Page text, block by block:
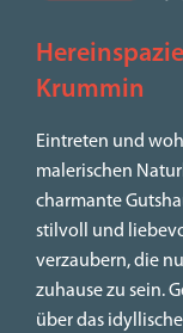
Krummin
Eintreten und
malerischen
charmante
stilvoll und
verzaubern, die
zuhause zu sein.
über das